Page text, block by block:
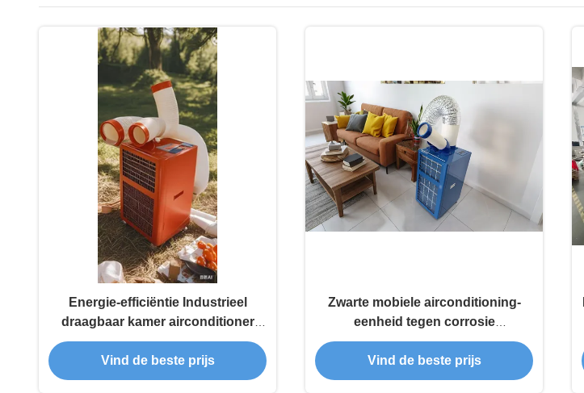
Energie-efficiëntie Industrieel
draagbaar kamer airconditioner
Ruimtebesparend digitaal scherm
Vind de beste prijs
Zwarte mobiele airconditioning-
eenheid tegen corrosie
Energiebesparing Hoog efficiënt
Vind de beste prijs